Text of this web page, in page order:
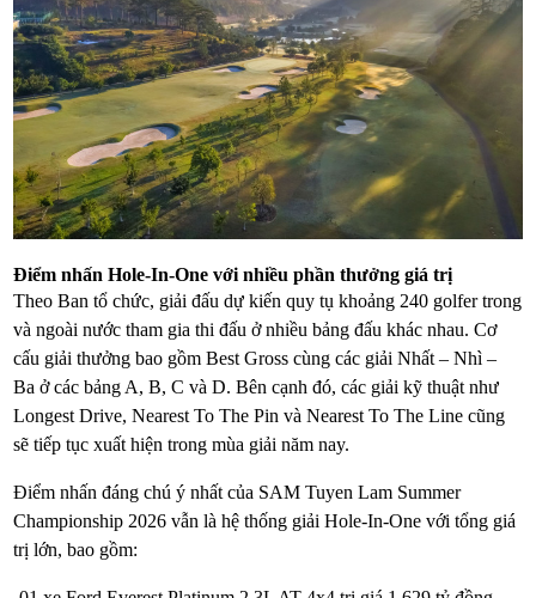
Điểm nhấn Hole-In-One với nhiều phần thưởng giá trị
Theo Ban tổ chức, giải đấu dự kiến quy tụ khoảng 240 golfer trong
và ngoài nước tham gia thi đấu ở nhiều bảng đấu khác nhau. Cơ
cấu giải thưởng bao gồm Best Gross cùng các giải Nhất – Nhì –
Ba ở các bảng A, B, C và D. Bên cạnh đó, các giải kỹ thuật như
Longest Drive, Nearest To The Pin và Nearest To The Line cũng
sẽ tiếp tục xuất hiện trong mùa giải năm nay.
Điểm nhấn đáng chú ý nhất của SAM Tuyen Lam Summer
Championship 2026 vẫn là hệ thống giải Hole-In-One với tổng giá
trị lớn, bao gồm: